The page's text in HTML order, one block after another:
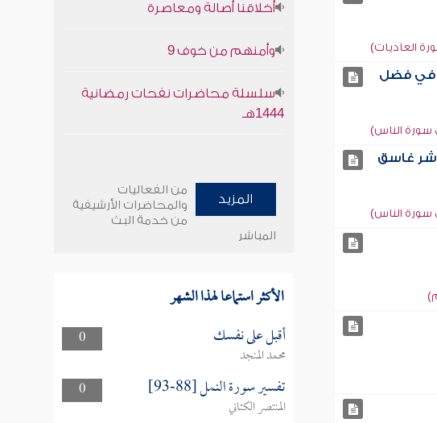
العاديات)
في فضل
الناس)
شر غاسق
الناس)
أخلاقنا أصالة ومعاصرة
وأمنهم من خوف 9
سلسلة محاضرات نفحات رمضانية
1444هـ
المزيد
من الفعاليات
والمحاضرات الأرشيفية
من خدمة البث
المباشر
الأكثر استماعا لهذا الشهر
0 أقبل على نفسك
محمد المنجد
0
تفسير سورة النمل [88-93]
المنتصر الكتاني